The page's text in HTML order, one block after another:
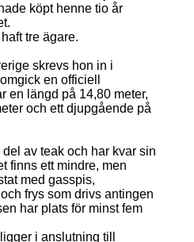
köpt henne tio år
tre ägare.
skrevs hon in i
en officiell
en längd på 14,80 meter,
och ett djupgående på
del av teak och har kvar sin
finns ett mindre, men
med gasspis,
frys som drivs antingen
har plats för minst fem
i anslutning till